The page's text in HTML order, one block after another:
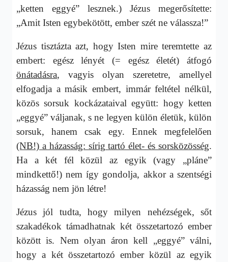
„ketten eggyé” lesznek.) Jézus megerősítette:
„Amit Isten egybekötött, ember szét ne válassza!”
Jézus tisztázta azt, hogy Isten mire teremtette az
embert: egész lényét (= egész életét) átfogó
önátadásra, vagyis olyan szeretetre, amellyel
elfogadja a másik embert, immár feltétel nélkül,
közös sorsuk kockázataival együtt: hogy ketten
„eggyé” váljanak, s ne legyen külön életük, külön
sorsuk, hanem csak egy. Ennek megfelelően
(NB!) a házasság: sírig tartó élet- és sorsközösség.
Ha a két fél közül az egyik (vagy „pláne”
mindkettő!) nem így gondolja, akkor a szentségi
házasság nem jön létre!
Jézus jól tudta, hogy milyen nehézségek, sőt
szakadékok támadhatnak két összetartozó ember
között is. Nem olyan áron kell „eggyé” válni,
hogy a két összetartozó ember közül az egyik